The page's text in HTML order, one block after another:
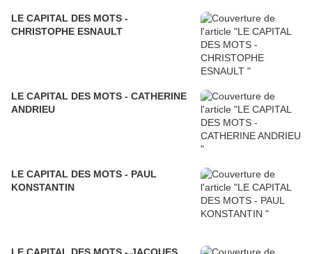
LE CAPITAL DES MOTS -
CHRISTOPHE ESNAULT
LE CAPITAL DES MOTS - CATHERINE
ANDRIEU
LE CAPITAL DES MOTS - PAUL
KONSTANTIN